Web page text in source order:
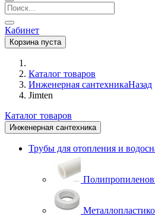
Кабинет
Корзина пуста
Каталог товаров
Инженерная сантехникаНазад
Jimten
Каталог товаров
Инженерная сантехника
Трубы для отопления и